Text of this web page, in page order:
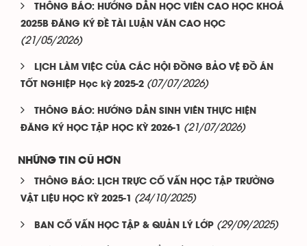
THÔNG BÁO: HƯỚNG DẪN HỌC VIÊN CAO HỌC KHOÁ
2025B ĐĂNG KÝ ĐỀ TÀI LUẬN VĂN CAO HỌC
(21/05/2026)
LỊCH LÀM VIỆC CỦA CÁC HỘI ĐỒNG BẢO VỆ ĐỒ ÁN
TỐT NGHIỆP Học kỳ 2025-2 (07/07/2026)
THÔNG BÁO: HƯỚNG DẪN SINH VIÊN THỰC HIỆN
ĐĂNG KÝ HỌC TẬP HỌC KỲ 2026-1
(21/07/2026)
NHỮNG TIN CŨ HƠN
THÔNG BÁO: LỊCH TRỰC CỐ VẤN HỌC TẬP TRƯỜNG
VẬT LIỆU HỌC KỲ 2025-1
(24/10/2025)
BAN CỐ VẤN HỌC TẬP & QUẢN LÝ LỚP (29/09/2025)